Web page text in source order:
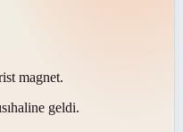
magnet.
haline geldi.